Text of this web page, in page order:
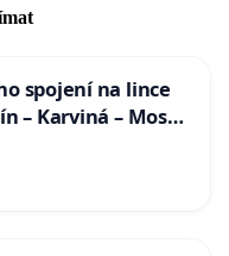
spojení na lince
– Karviná – Mosty